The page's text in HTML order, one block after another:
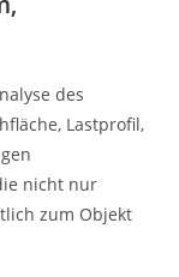
des
Lastprofil,
nicht nur
zum Objekt